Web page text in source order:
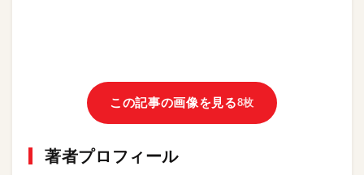
この記事の画像を見る8枚
著者プロフィール